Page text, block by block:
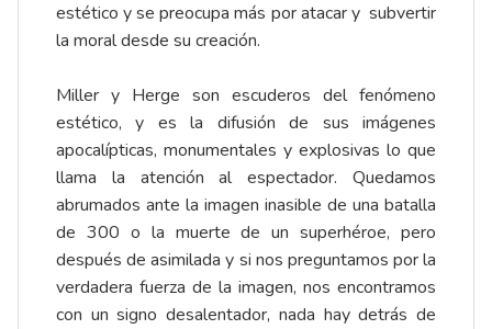
estético y se preocupa más por atacar y subvertir
la moral desde su creación.
Miller y Herge son escuderos del fenómeno
estético, y es la difusión de sus imágenes
apocalípticas, monumentales y explosivas lo que
llama la atención al espectador. Quedamos
abrumados ante la imagen inasible de una batalla
de 300 o la muerte de un superhéroe, pero
después de asimilada y si nos preguntamos por la
verdadera fuerza de la imagen, nos encontramos
con un signo desalentador, nada hay detrás de